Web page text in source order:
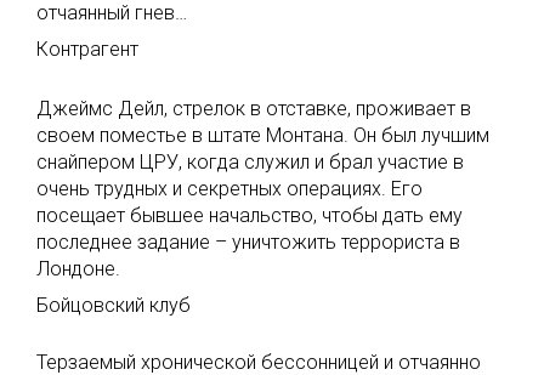
отчаянный гнев…
Контрагент
Джеймс Дейл, стрелок в отставке, проживает в
своем поместье в штате Монтана. Он был лучшим
снайпером ЦРУ, когда служил и брал участие в
очень трудных и секретных операциях. Его
посещает бывшее начальство, чтобы дать ему
последнее задание – уничтожить террориста в
Лондоне.
Бойцовский клуб
Терзаемый хронической бессонницей и отчаянно